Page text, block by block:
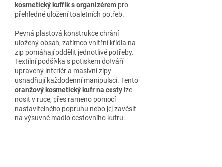
kosmetický kufřík s organizérem pro
přehledné uložení toaletních potřeb.
Pevná plastová konstrukce chrání
uložený obsah, zatímco vnitřní křídla na
zip pomáhají oddělit jednotlivé potřeby.
Textilní podšívka s potiskem dotváří
upravený interiér a masivní zipy
usnadňují každodenní manipulaci. Tento
oranžový kosmetický kufr na cesty lze
nosit v ruce, přes rameno pomocí
nastavitelného popruhu nebo jej zavěsit
na výsuvné madlo cestovního kufru.